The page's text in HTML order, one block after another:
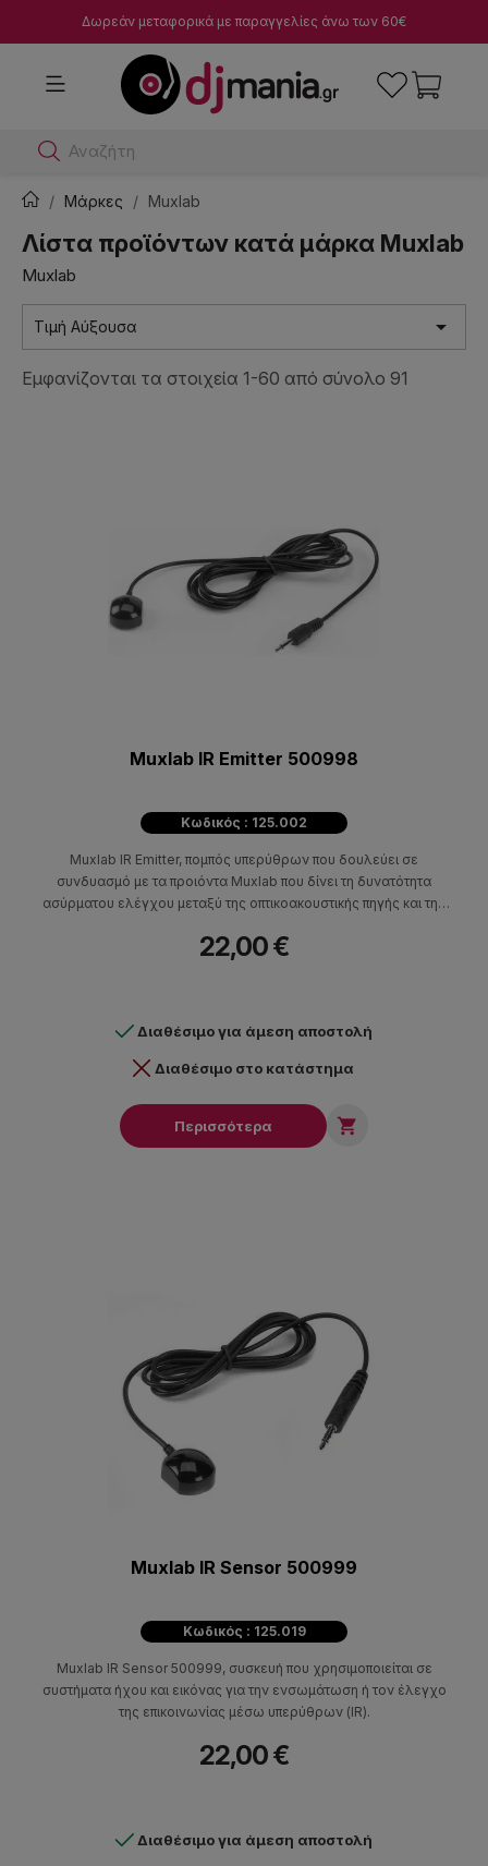
Δωρεάν μεταφορικά με παραγγελίες άνω των 60€
Αναζήτησε dj μίκτε
Μάρκες Muxlab
Λίστα προϊόντων κατά μάρκα Muxlab
Muxlab
Τιμή Αύξουσα 
Εμφανίζονται τα στοιχεία 1-60 από σύνολο 91
Muxlab IR Emitter 500998
Κωδικός : 125.002
Muxlab IR Emitter, πομπός υπερύθρων που δουλεύει σε
συνδυασμό με τα προιόντα Muxlab που δίνει τη δυνατότητα
ασύρματου ελέγχου μεταξύ της οπτικοακουστικής πηγής και της
Grunding code, RCA Code, Zenith code και Sony 12-bit code.
22,00 €
Διαθέσιμο για άμεση αποστολή
Διαθέσιμο στο κατάστημα
Περισσότερα 
Muxlab IR Sensor 500999
Κωδικός : 125.019
Muxlab IR Sensor 500999, συσκευή που χρησιμοποιείται σε
συστήματα ήχου και εικόνας για την ενσωμάτωση ή τον έλεγχο
της επικοινωνίας μέσω υπερύθρων (IR).
22,00 €
Διαθέσιμο για άμεση αποστολή